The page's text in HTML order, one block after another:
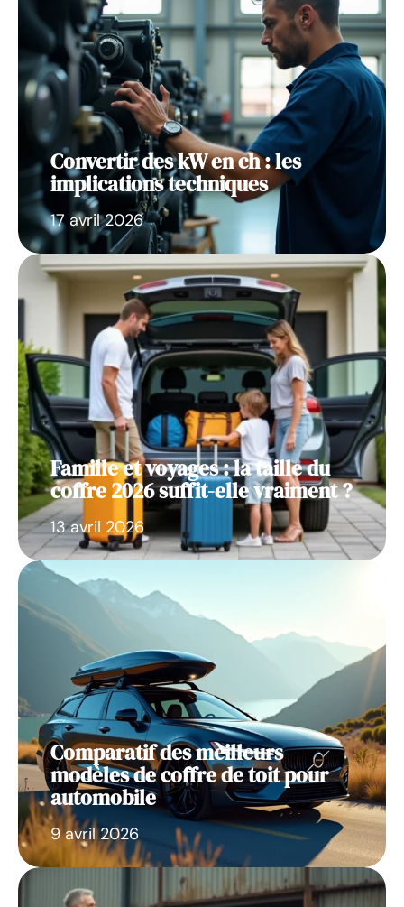
Convertir des kW en ch : les
implications techniques
17 avril 2026
Famille et voyages : la taille du
coffre 2026 suffit-elle vraiment ?
13 avril 2026
Comparatif des meilleurs
modèles de coffre de toit pour
automobile
9 avril 2026